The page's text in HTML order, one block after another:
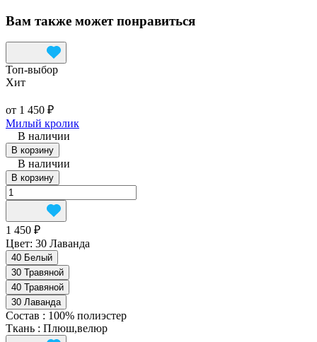
Вам также может понравиться
Топ‑выбор
Хит
от 1 450 ₽
Милый кролик
В наличии
В корзину
В наличии
В корзину
1 450 ₽
Цвет: 30 Лаванда
40 Белый
30 Травяной
40 Травяной
30 Лаванда
Состав : 100% полиэстер
Ткань : Плюш,велюр